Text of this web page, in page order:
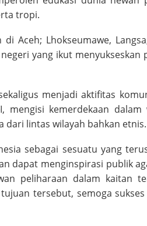
tropi.
Aceh; Lhokseumawe,
yang ikut menyukseskan
menjadi aktifitas
mengisi kemerdekaan
lintas wilayah bahkan etnis.
sebagai sesuatu yang
dapat menginspirasi publik
peliharaan dalam kaitan
tersebut, semoga